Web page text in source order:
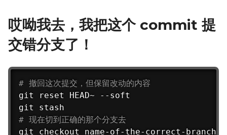
哎呦我去，我把这个 commit 提
交错分支了！
# 撤回这次提交，但保留改动的内容
git reset HEAD~ --soft
# 现在切到正确的那个分支去
git checkout name-of-the-correct-branch